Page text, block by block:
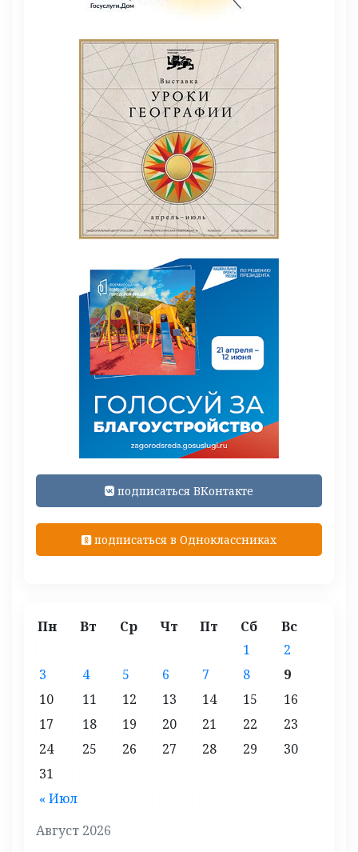
подписаться ВКонтакте
подписаться в Одноклассниках
Август 2026
Пн Вт Ср Чт Пт Сб Вс
« Июл
1
2
3
4 5 6 7 8
9
10
11 12 13 14 15
16
17
18 19 20 21 22
23
24
25 26 27 28 29
30
31